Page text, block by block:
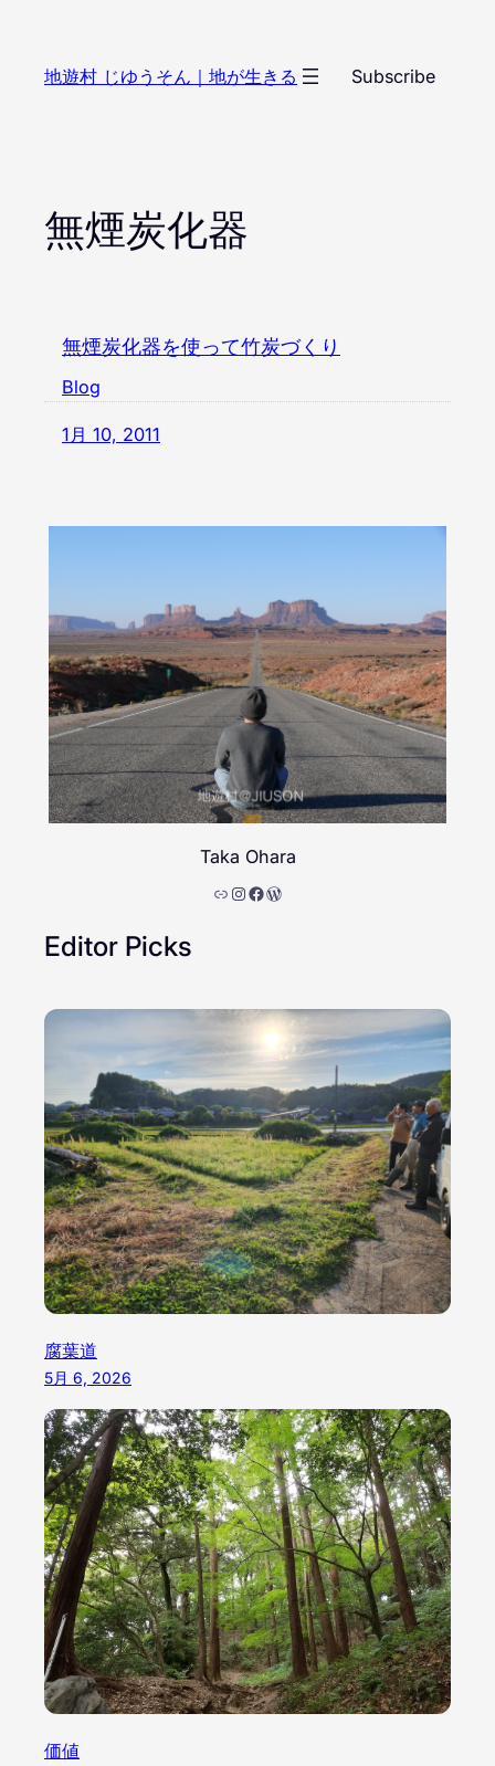
地遊村 じゆうそん｜地が生きる Subscribe
無煙炭化器
無煙炭化器を使って竹炭づくり
Blog
1月 10, 2011
Taka Ohara
リンク Instagram Facebook WordPress
Editor Picks
腐葉道
5月 6, 2026
価値